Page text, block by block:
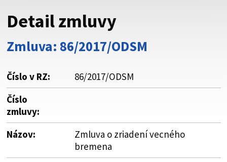
Buďte pozorní a vždy sa uistite, že zdieľate informácie iba
cez zabezpečenú webovú stránku. Zabezpečená stránka
vždy začína https:// pred názvom domény webového sídla.
Detail zmluvy
Zmluva: 86/2017/ODSM
Číslo v RZ:
86/2017/ODSM
Číslo
zmluvy:
Názov:
Zmluva o zriadení vecného
bremena